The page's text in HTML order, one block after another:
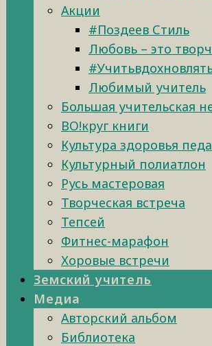
Акции
#Поздеев Стиль
Любовь – это
Любимый учитель
Большая учительская
ВО!круг книги
Культура здоровья
Культурный полиатлон
Русь мастеровая
Творческая встреча
Тепсей
Фитнес-марафон
Хоровые встречи
Земский учитель
Медиа
Авторский альбом
Библиотека